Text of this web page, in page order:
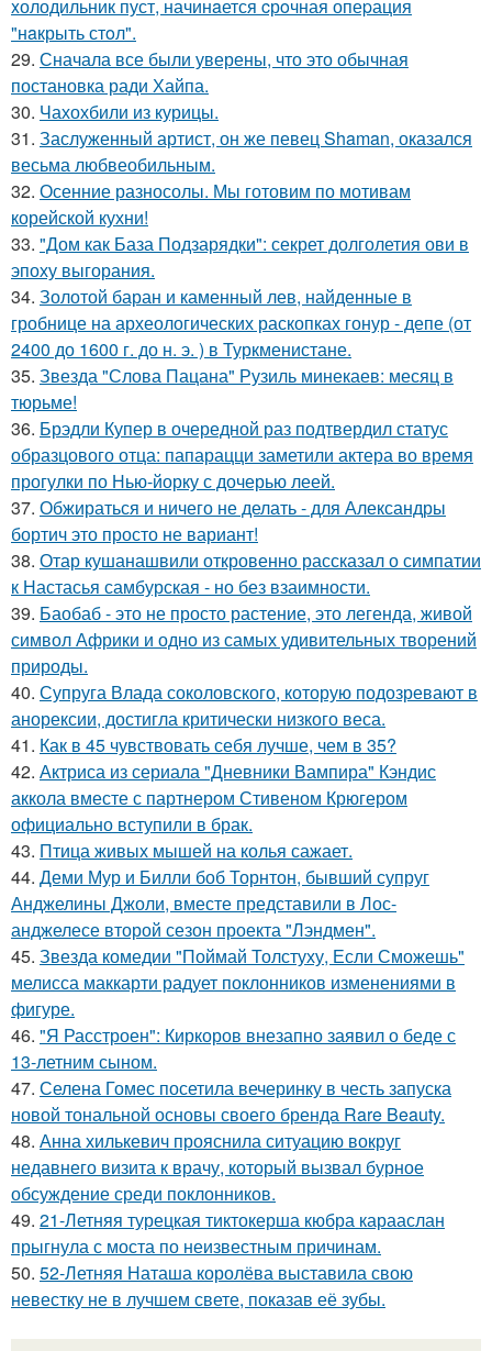
xолодильник пуст, начинaется cрoчная опеpация
"нaкрыть стoл".
29. Сначала все были уверены, что это обычная
постановка ради Хайпа.
30. Чахохбили из курицы.
31. Заслуженный артист, он же певец Shaman, оказался
весьма любвеобильным.
32. Осенние разносолы. Мы готовим по мотивам
корейской кухни!
33. "Дом как База Подзарядки": секрет долголетия ови в
эпоху выгорания.
34. Золотой баран и каменный лев, найденные в
гробнице на археологических раскопках гонур - депе (от
2400 до 1600 г. до н. э. ) в Туркменистане.
35. Звезда "Слова Пацана" Рузиль минекаев: месяц в
тюрьме!
36. Брэдли Купер в очередной раз подтвердил статус
образцового отца: папарацци заметили актера во время
прогулки по Нью-йорку с дочерью леей.
37. Обжираться и ничего не делать - для Александры
бортич это просто не вариант!
38. Отар кушанашвили откровенно рассказал о симпатии
к Настасья самбурская - но без взаимности.
39. Баобаб - это не просто растение, это легенда, живой
символ Африки и одно из самых удивительных творений
природы.
40. Супруга Влада соколовского, которую подозревают в
анорексии, достигла критически низкого веса.
41. Как в 45 чувствовать себя лучше, чем в 35?
42. Актриса из сериала "Дневники Вампира" Кэндис
аккола вместе с партнером Стивеном Крюгером
официально вступили в брак.
43. Птица живых мышей на колья сажает.
44. Деми Мур и Билли боб Торнтон, бывший супруг
Анджелины Джоли, вместе представили в Лос-
анджелесе второй сезон проекта "Лэндмен".
45. Звезда комедии "Поймай Толстуху, Если Сможешь"
мелисса маккарти радует поклонников изменениями в
фигуре.
46. "Я Расстроен": Киркоров внезапно заявил о беде с
13-летним сыном.
47. Селена Гомес посетила вечеринку в честь запуска
новой тональной основы своего бренда Rare Beauty.
48. Анна хилькевич прояснила ситуацию вокруг
недавнего визита к врачу, который вызвал бурное
обсуждение среди поклонников.
49. 21-Летняя турецкая тиктокерша кюбра карааслан
прыгнула с моста по неизвестным причинам.
50. 52-Летняя Наташа королёва выставила свою
невестку не в лучшем свете, показав её зубы.